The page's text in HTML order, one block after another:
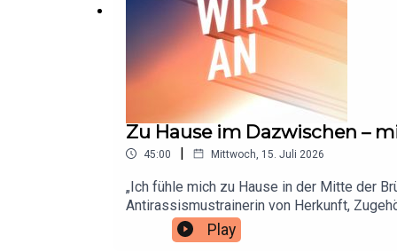
Zu Hause im Dazwischen –
45:00 | Mittwoch, 15. Juli 2026
„Ich fühle mich zu Hause in der Mitte der
Antirassismustrainerin von Herkunft,
Stimmen der Rassismuskritik in
Neuanfang in der BRD, von Familie,
Play